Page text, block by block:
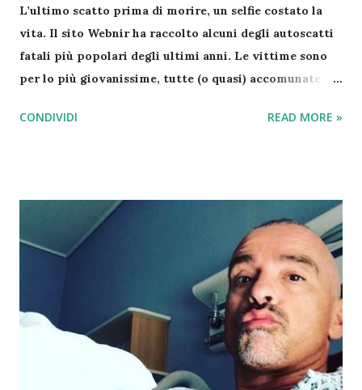
L’ultimo scatto prima di morire, un selfie costato la
vita. Il sito Webnir ha raccolto alcuni degli autoscatti
fatali più popolari degli ultimi anni. Le vittime sono
per lo più giovanissime, tutte (o quasi) accomunate
o durante la guida in macchina. Perché anche qualche
Ha perso l’equilibrio ed è morta cadendo giù. Questo è
il suo ultimo scatto prima di precipitare. Gli altri
scatti sono altre due immagini di scene iniziatiche di
una tragedie annunciate! Se si utilizza il telefono non
bisogna essere impegnati in nessuna altra operazione ,
tipo guidare o anche passeggiare a piedi. Ricordalo!
Tutti i Giorni della 8 alle 24 | Accedi al Servizio
Adesso Contattami con fiducia!
CONDIVIDI READ MORE »